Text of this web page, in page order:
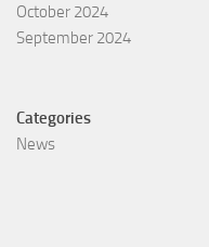
October 2024
September 2024
Categories
News